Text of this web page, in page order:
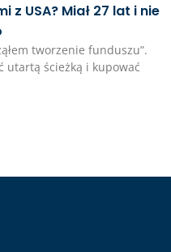
USA? Miał 27 lat i nie
tworzenie funduszu”.
utartą ścieżką i kupować